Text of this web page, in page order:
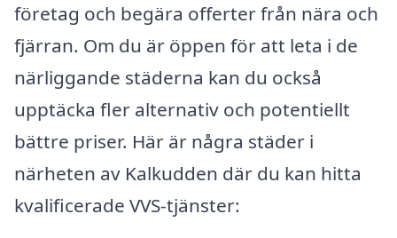
företag och begära offerter från nära och
fjärran. Om du är öppen för att leta i de
närliggande städerna kan du också
upptäcka fler alternativ och potentiellt
bättre priser. Här är några städer i
närheten av Kalkudden där du kan hitta
kvalificerade VVS-tjänster: